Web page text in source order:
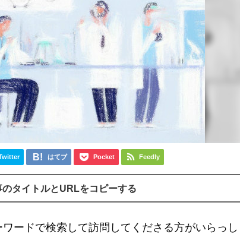
はてブ Pocket Feedly
のタイトルとURLをコピーする
ードで検索して訪問してくださる方がいらっし